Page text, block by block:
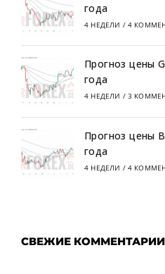
года
4 НЕДЕЛИ / 4
Прогноз цены
года
4 НЕДЕЛИ / 3
Прогноз цены
года
4 НЕДЕЛИ / 4
СВЕЖИЕ КОММЕНТАРИИ